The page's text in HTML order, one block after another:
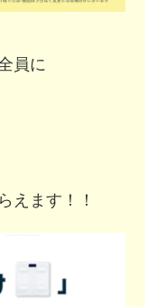
員に
えます！！